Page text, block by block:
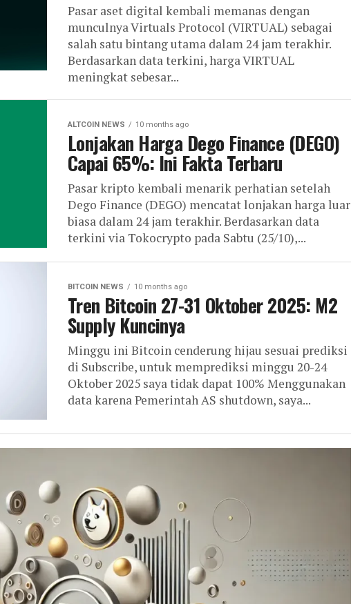
Pasar aset digital kembali memanas dengan
munculnya Virtuals Protocol (VIRTUAL) sebagai
salah satu bintang utama dalam 24 jam terakhir.
Berdasarkan data terkini, harga VIRTUAL
meningkat sebesar...
ALTCOIN NEWS 10 months ago
Lonjakan Harga Dego Finance (DEGO)
Capai 65%: Ini Fakta Terbaru
Pasar kripto kembali menarik perhatian setelah
Dego Finance (DEGO) mencatat lonjakan harga luar
biasa dalam 24 jam terakhir. Berdasarkan data
terkini via Tokocrypto pada Sabtu (25/10),...
BITCOIN NEWS 10 months ago
Tren Bitcoin 27-31 Oktober 2025: M2
Supply Kuncinya
Minggu ini Bitcoin cenderung hijau sesuai prediksi
di Subscribe, untuk memprediksi minggu 20-24
Oktober 2025 saya tidak dapat 100% Menggunakan
data karena Pemerintah AS shutdown, saya...